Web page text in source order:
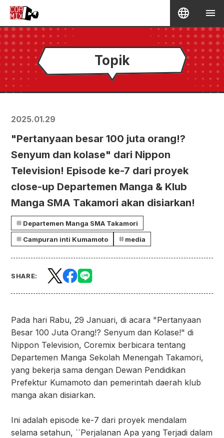
Topik
2025.01.29
"Pertanyaan besar 100 juta orang!?
Senyum dan kolase" dari Nippon
Television! Episode ke-7 dari proyek
close-up Departemen Manga & Klub
Manga SMA Takamori akan disiarkan!
Departemen Manga SMA Takamori
Campuran inti Kumamoto
media
SHARE:
Pada hari Rabu, 29 Januari, di acara "Pertanyaan
Besar 100 Juta Orang!? Senyum dan Kolase!" di
Nippon Television, Coremix berbicara tentang
Departemen Manga Sekolah Menengah Takamori,
yang bekerja sama dengan Dewan Pendidikan
Prefektur Kumamoto dan pemerintah daerah klub
manga akan disiarkan.
Ini adalah episode ke-7 dari proyek mendalam
selama setahun, ``Perjalanan Apa yang Terjadi dalam